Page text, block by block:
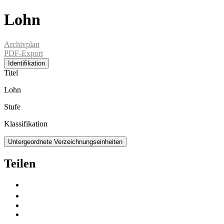
Lohn
Archivplan
PDF-Export
Identifikation
Titel
Lohn
Stufe
Klassifikation
Untergeordnete Verzeichnungseinheiten
Teilen